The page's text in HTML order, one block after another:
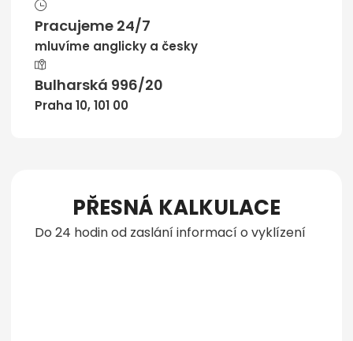
Pracujeme 24/7
mluvíme anglicky a česky
Bulharská 996/20
Praha 10, 101 00
PŘESNÁ KALKULACE
Do 24 hodin od zaslání informací o vyklízení